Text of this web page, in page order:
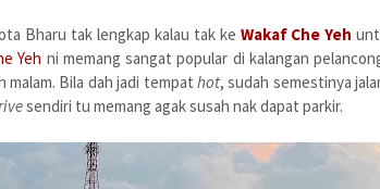
Bharu tak lengkap kalau tak ke Wakaf Che Yeh
Yeh ni memang sangat popular di kalangan
malam. Bila dah jadi tempathot, sudah semestinya
sendiri tu memang agak susah nak dapat parkir.